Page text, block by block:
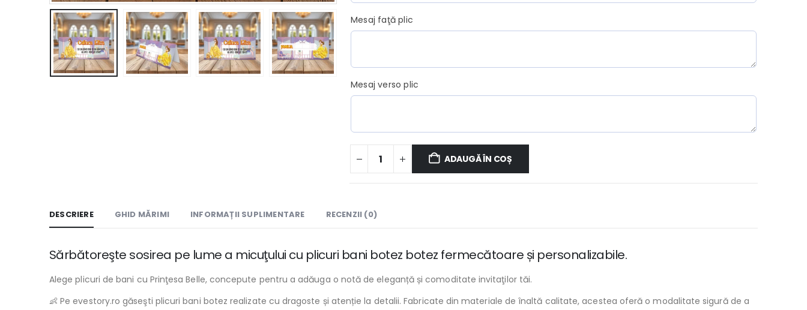
Mesaj faţă plic
Mesaj verso plic
ADAUGĂ ÎN COȘ
DESCRIERE GHID MĂRIMI INFORMAȚII SUPLIMENTARE RECENZII (0)
Sărbătoreşte sosirea pe lume a micuţului cu plicuri bani botez botez fermecătoare și personalizabile.
Alege plicuri de bani cu Prinţesa Belle, concepute pentru a adăuga o notă de eleganță și comoditate invitaţilor tăi.
👶 Pe evestory.ro găseşti plicuri bani botez realizate cu dragoste și atenție la detalii. Fabricate din materiale de înaltă calitate, acestea oferă o modalitate sigură de a